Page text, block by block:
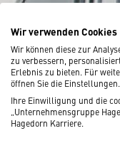
Wir verwenden Cookies
Wir können diese zur
zu verbessern,
Erlebnis zu bieten. Für
öffnen Sie die Einstellungen.
Ihre Einwilligung und die
„Unternehmensgruppe
Hagedorn Karriere.